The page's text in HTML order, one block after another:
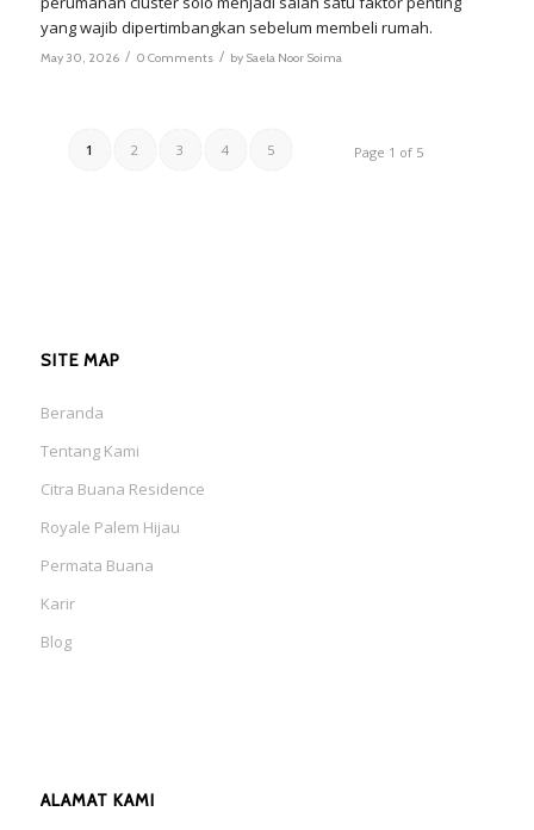
yang wajib dipertimbangkan sebelum membeli rumah.
May 30, 2026 / 0 Comments / by Saela Noor Soima
Page 1 of 5
1 2 3 4 5
SITE MAP
Beranda
Tentang Kami
Citra Buana Residence
Royale Palem Hijau
Permata Buana
Karir
Blog
ALAMAT KAMI